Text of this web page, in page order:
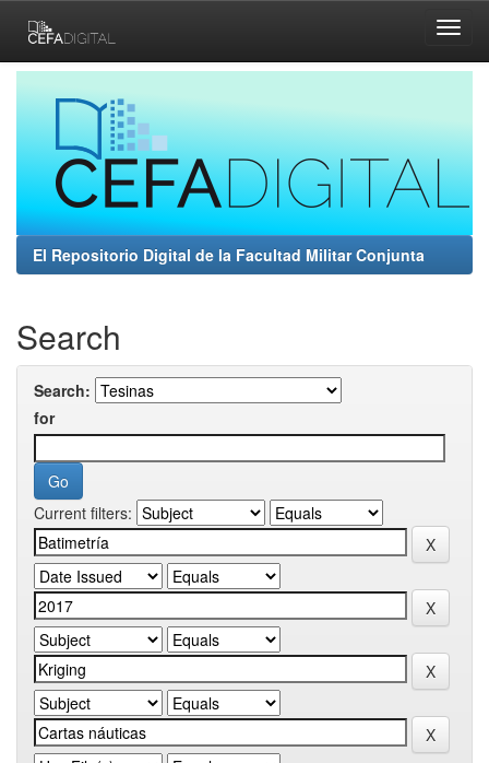
navigation
El Repositorio Digital de la Facultad Militar Conjunta
Search
Search:
for
Current filters: